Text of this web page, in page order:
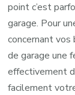
point c’est
garage. Pour
concernant vos
de garage une
effectivement
facilement